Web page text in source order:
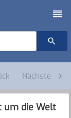
Nächste
um die Welt